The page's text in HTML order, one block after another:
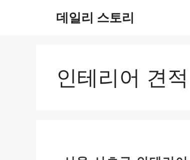
데일리 스토리
인테리어 견적